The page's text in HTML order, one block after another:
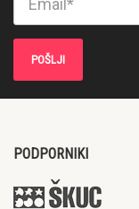
PODPORNIKI